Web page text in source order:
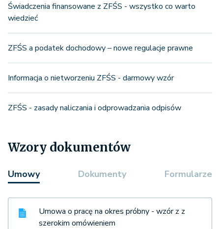
Świadczenia finansowane z ZFŚS - wszystko co warto
wiedzieć
ZFŚS a podatek dochodowy – nowe regulacje prawne
Informacja o nietworzeniu ZFŚS - darmowy wzór
ZFŚS - zasady naliczania i odprowadzania odpisów
Wzory dokumentów
Umowy Dokumenty Formularze
Umowa o pracę na okres próbny - wzór z z
szerokim omówieniem